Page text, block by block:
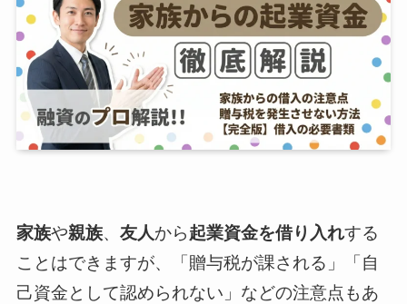
家族や親族、 友人から起業資金を借り入れする
ことはできますが、「贈与税が課される」「自
己資金として認められない」などの注意点もあ